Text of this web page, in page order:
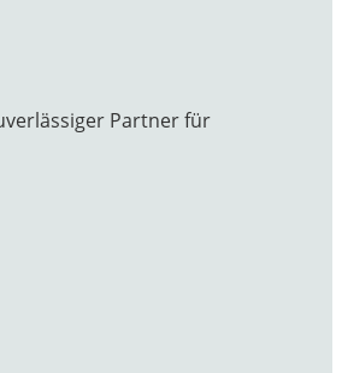
Partner für